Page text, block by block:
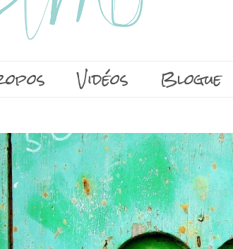
Vidéos Blogue